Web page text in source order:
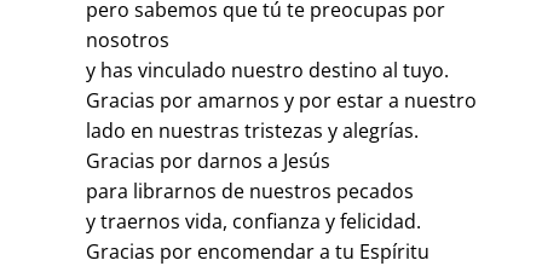
pero sabemos que tú te preocupas por
nosotros
y has vinculado nuestro destino al tuyo.
Gracias por amarnos y por estar a nuestro
lado en nuestras tristezas y alegrías.
Gracias por darnos a Jesús
para librarnos de nuestros pecados
y traernos vida, confianza y felicidad.
Gracias por encomendar a tu Espíritu